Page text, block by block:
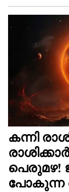
ചെയ്യുന്ന
കന്നി
പെരുമഴ!
പോകുന്ന